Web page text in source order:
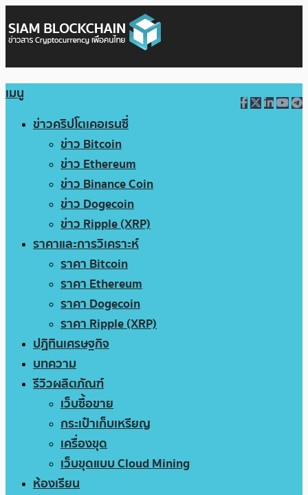
เมนู
ข่าวคริปโตเคอเรนซี่
ข่าว Bitcoin
ข่าว Ethereum
ข่าว Binance Coin
ข่าว Dogecoin
ข่าว Ripple (XRP)
ราคาและการวิเคราะห์
ราคา Bitcoin
ราคา Ethereum
ราคา Dogecoin
ราคา Ripple (XRP)
ปฏิทินเศรษฐกิจ
บทความ
รีวิวผลิตภัณฑ์
เว็บซื้อขาย
กระเป๋าเก็บเหรียญ
เครื่องขุด
เว็บขุดแบบ Cloud Mining
ห้องเรียน